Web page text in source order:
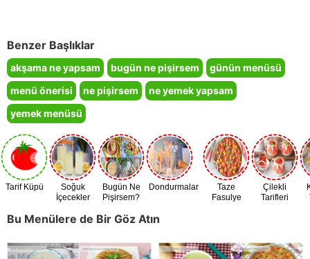
Benzer Başlıklar
akşama ne yapsam bugün ne pişirsem
günün menüsü
menü önerisi
ne pişirsem
ne yemek yapsam
yemek menüsü
Tarif Küpü
Soğuk
İçecekler
Bugün Ne
Pişirsem?
Dondurmalar
Taze
Fasulye
Çilekli
Tarifleri
Bu Menülere de Bir Göz Atın